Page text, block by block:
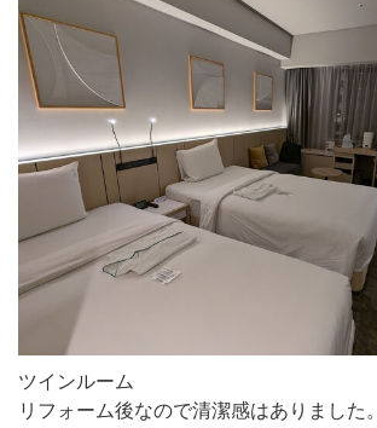
ツインルーム
リフォーム後なので清潔感はありました。